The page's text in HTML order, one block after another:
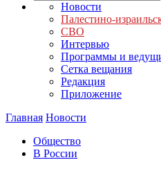
Новости
Палестино-
СВО
Интервью
Программы и
Сетка вещания
Редакция
Приложение
Главная Новости
Общество
В России